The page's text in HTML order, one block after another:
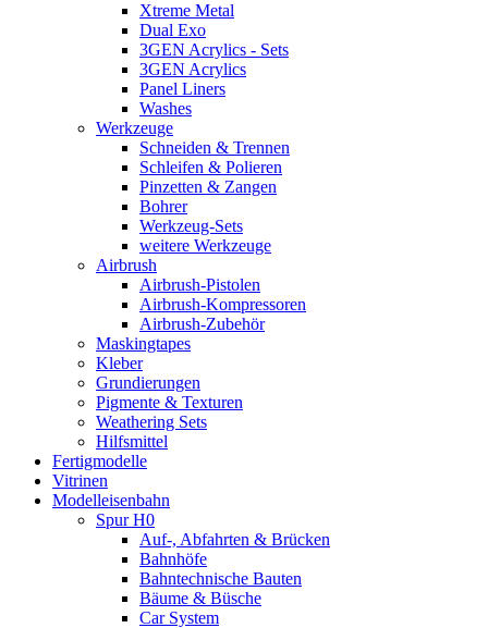
Xtreme Metal
Dual Exo
3GEN Acrylics - Sets
3GEN Acrylics
Panel Liners
Washes
Werkzeuge
Schneiden & Trennen
Schleifen & Polieren
Pinzetten & Zangen
Bohrer
Werkzeug-Sets
weitere Werkzeuge
Airbrush
Airbrush-Pistolen
Airbrush-Kompressoren
Airbrush-Zubehör
Maskingtapes
Kleber
Grundierungen
Pigmente & Texturen
Weathering Sets
Hilfsmittel
Fertigmodelle
Vitrinen
Modelleisenbahn
Spur H0
Auf-, Abfahrten & Brücken
Bahnhöfe
Bahntechnische Bauten
Bäume & Büsche
Car System